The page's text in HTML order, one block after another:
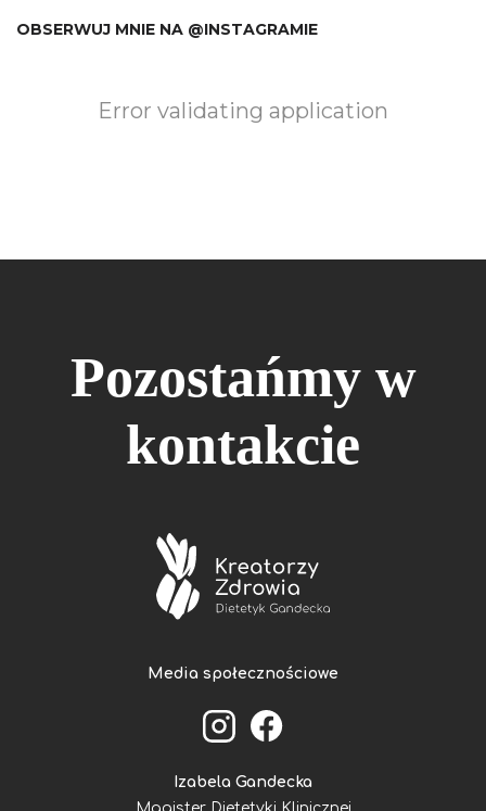
OBSERWUJ MNIE NA @INSTAGRAMIE
Error validating application
Pozostańmy w
kontakcie
Media społecznościowe
Izabela Gandecka